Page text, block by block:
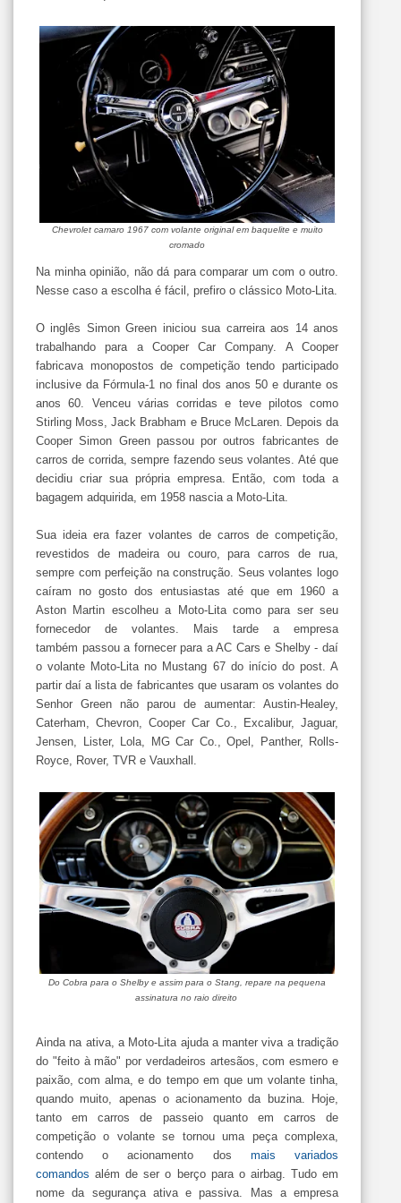
Chevrolet camaro 1967 com volante original em baquelite e muito
cromado
Na minha opinião, não dá para comparar um com o outro.
Nesse caso a escolha é fácil, prefiro o clássico Moto-Lita.
O inglês Simon Green iniciou sua carreira aos 14 anos
trabalhando para a Cooper Car Company. A Cooper
fabricava monopostos de competição tendo participado
inclusive da Fórmula-1 no final dos anos 50 e durante os
anos 60. Venceu várias corridas e teve pilotos como
Stirling Moss, Jack Brabham e Bruce McLaren. Depois da
Cooper Simon Green passou por outros fabricantes de
carros de corrida, sempre fazendo seus volantes. Até que
decidiu criar sua própria empresa. Então, com toda a
bagagem adquirida, em 1958 nascia a Moto-Lita.
Sua ideia era fazer volantes de carros de competição,
revestidos de madeira ou couro, para carros de rua,
sempre com perfeição na construção. Seus volantes logo
caíram no gosto dos entusiastas até que em 1960 a
Aston Martin escolheu a Moto-Lita como para ser seu
fornecedor de volantes. Mais tarde a empresa
também passou a fornecer para a AC Cars e Shelby - daí
o volante Moto-Lita no Mustang 67 do início do post. A
partir daí a lista de fabricantes que usaram os volantes do
Senhor Green não parou de aumentar: Austin-Healey,
Caterham, Chevron, Cooper Car Co., Excalibur, Jaguar,
Jensen, Lister, Lola, MG Car Co., Opel, Panther, Rolls-
Royce, Rover, TVR e Vauxhall.
Do Cobra para o Shelby e assim para o Stang, repare na pequena
assinatura no raio direito
Ainda na ativa, a Moto-Lita ajuda a manter viva a tradição
do "feito à mão" por verdadeiros artesãos, com esmero e
paixão, com alma, e do tempo em que um volante tinha,
quando muito, apenas o acionamento da buzina. Hoje,
tanto em carros de passeio quanto em carros de
competição o volante se tornou uma peça complexa,
contendo o acionamento dos mais variados
comandos além de ser o berço para o airbag. Tudo em
nome da segurança ativa e passiva. Mas a empresa